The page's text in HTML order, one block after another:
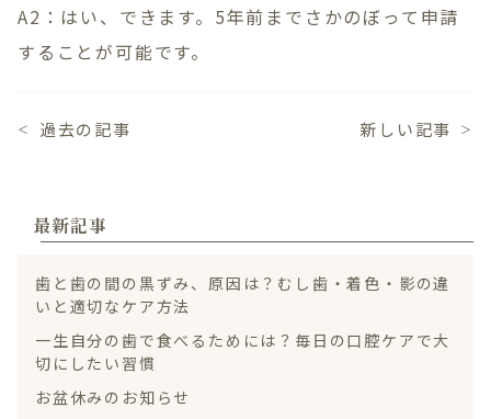
A2：はい、できます。5年前までさかのぼって申請
することが可能です。
新しい記事 ＞
＜ 過去の記事
最新記事
歯と歯の間の黒ずみ、原因は？むし歯・着色・影の違
いと適切なケア方法
一生自分の歯で食べるためには？毎日の口腔ケアで大
切にしたい習慣
お盆休みのお知らせ